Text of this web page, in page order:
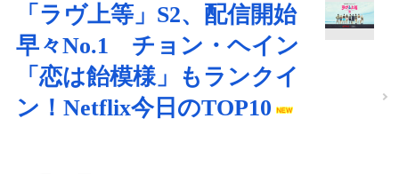
「ラヴ上等」S2、配信開始
早々No.1 チョン・ヘイン
「恋は飴模様」もランクイ
ン！Netflix今日のTOP10